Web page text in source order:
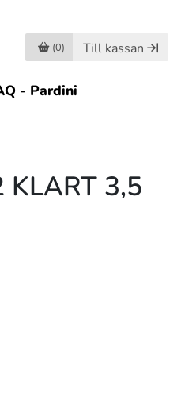
(0) Till kassan
- Pardini
KLART 3,5